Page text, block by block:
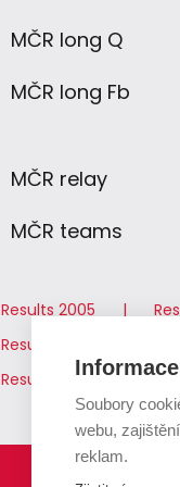
MČR long Q
MČR long Fb
MČR relay
MČR teams
Results 2005
Results 2012
Results 2019
Soubory
webu,
reklam.